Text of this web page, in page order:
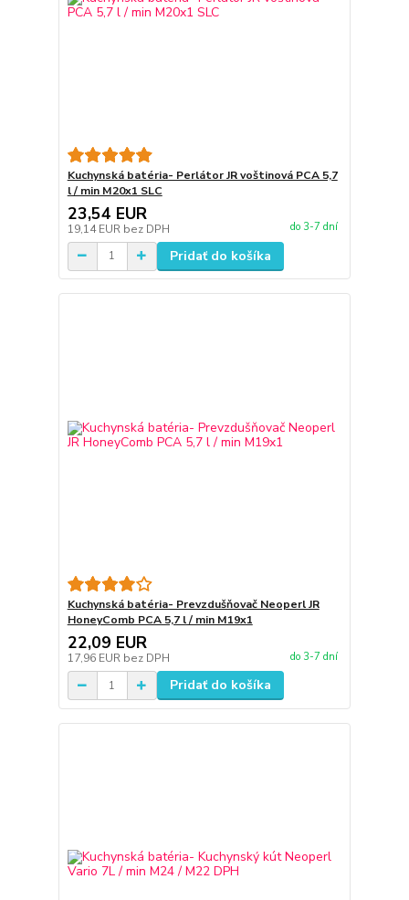
Kuchynská batéria- Perlátor JR voštinová PCA 5,7
l / min M20x1 SLC
23,54 EUR
19,14 EUR bez DPH do 3-7 dní
Pridať do košíka
Kuchynská batéria- Prevzdušňovač Neoperl JR
HoneyComb PCA 5,7 l / min M19x1
22,09 EUR
17,96 EUR bez DPH do 3-7 dní
Pridať do košíka